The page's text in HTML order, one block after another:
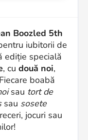
Boozled 5th
iubitorii de
ediție specială
, cu două noi,
boabă
sau tort de
sau sosete
jocuri sau